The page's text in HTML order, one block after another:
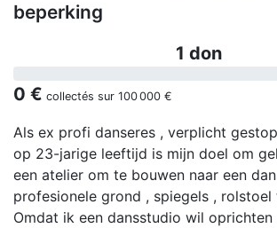
beperking
1 don
0 € collectés sur 100 000 €
Als ex profi danseres , verplicht
op 23-jarige leeftijd is mijn doel om
een atelier om te bouwen naar een
profesionele grond , spiegels , rolstoel
Omdat ik een dansstudio wil oprichten